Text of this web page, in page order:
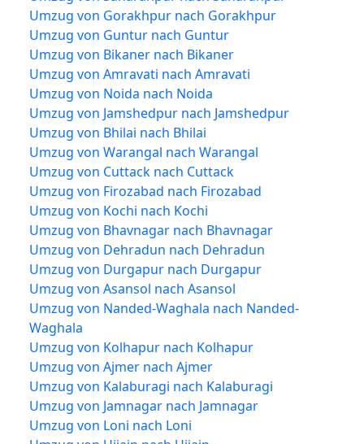
Umzug von Gorakhpur nach Gorakhpur
Umzug von Guntur nach Guntur
Umzug von Bikaner nach Bikaner
Umzug von Amravati nach Amravati
Umzug von Noida nach Noida
Umzug von Jamshedpur nach Jamshedpur
Umzug von Bhilai nach Bhilai
Umzug von Warangal nach Warangal
Umzug von Cuttack nach Cuttack
Umzug von Firozabad nach Firozabad
Umzug von Kochi nach Kochi
Umzug von Bhavnagar nach Bhavnagar
Umzug von Dehradun nach Dehradun
Umzug von Durgapur nach Durgapur
Umzug von Asansol nach Asansol
Umzug von Nanded-Waghala nach Nanded-
Waghala
Umzug von Kolhapur nach Kolhapur
Umzug von Ajmer nach Ajmer
Umzug von Kalaburagi nach Kalaburagi
Umzug von Jamnagar nach Jamnagar
Umzug von Loni nach Loni